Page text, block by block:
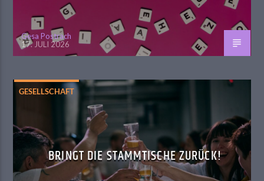
Gesa Postrach
17. JULI 2026
GESELLSCHAFT
BRINGT DIE STAMMTISCHE ZURÜCK!